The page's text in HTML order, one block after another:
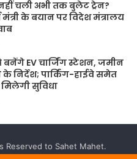
चली अभी तक बुलेट ट्रेन?
के बयान पर विदेश मंत्रालय
बनेंगे EV चार्जिंग स्टेशन, जमीन
निर्देश; पार्किंग-हाईवे समेत
सुविधा
Reserved to Sahet Mahet.